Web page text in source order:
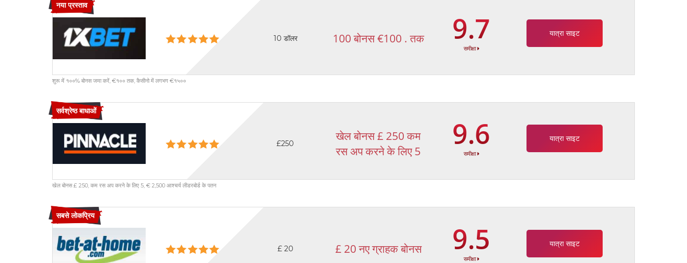
नया प्रस्ताव
10 डॉलर 100 बोनस €100 . तक 9.7
समीक्षा
यात्रा साइट
शुरू में १००% बोनस जमा करें, €१०० तक, कैसीनो में लगभग €१५००
सर्वश्रेष्ठ बाधाओं
£250
खेल बोनस £ 250 कम
रस अप करने के लिए 5
9.6
समीक्षा
यात्रा साइट
खेल बोनस £ 250, कम रस अप करने के लिए 5, € 2,500 आश्चर्य लीडरबोर्ड के पतन
सबसे लोकप्रिय
£ 20 £ 20 नए ग्राहक बोनस 9.5
समीक्षा
यात्रा साइट